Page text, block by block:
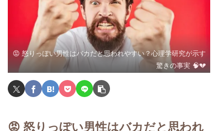
😡 怒りっぽい男性はバカだと思われやすい？心理学研究が示す
驚きの事実 🧠💔
😡 怒りっぽい男性はバカだと思われ